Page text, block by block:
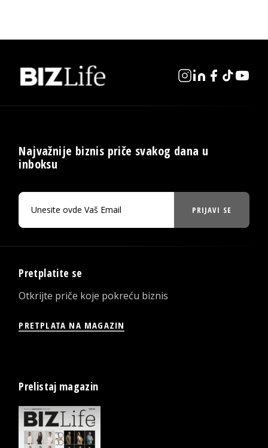
Najvažnije biznis priče svakog dana u
inboksu
PRIJAVI SE
Pretplatite se
Otkrijte priče koje pokreću biznis
PRETPLATA NA MAGAZIN
Prelistaj magazin